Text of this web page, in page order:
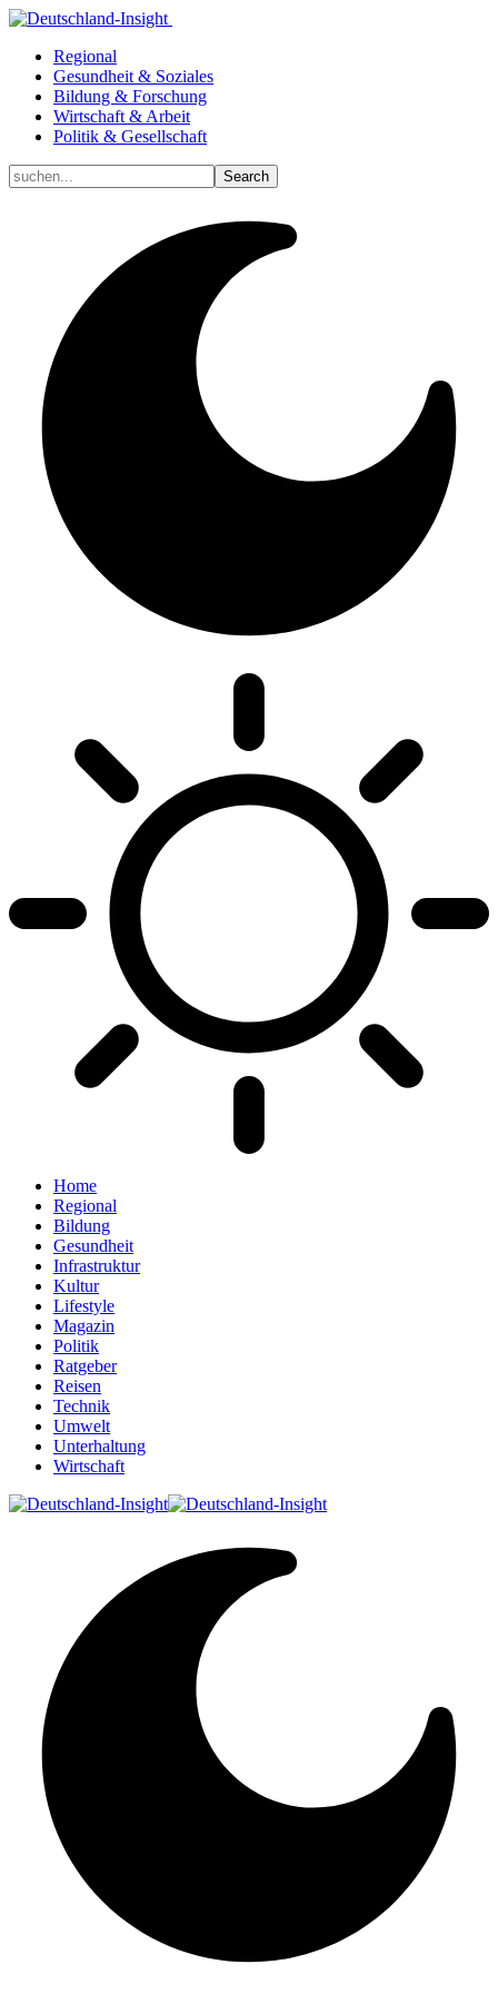
Regional
Gesundheit & Soziales
Bildung & Forschung
Wirtschaft & Arbeit
Politik & Gesellschaft
Home
Regional
Bildung
Gesundheit
Infrastruktur
Kultur
Lifestyle
Magazin
Politik
Ratgeber
Reisen
Technik
Umwelt
Unterhaltung
Wirtschaft